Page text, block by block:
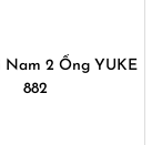
Nam 2 Ống YUKE
882